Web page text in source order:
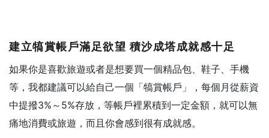
建立犒賞帳戶滿足欲望 積沙成塔成就感十足
如果你是喜歡旅遊或者是想要買一個精品包、鞋子、手機
等，我都建議可以給自己一個「犒賞帳戶」，每個月從薪資
中提撥3%～5%存放，等帳戶裡累積到一定金額，就可以無
痛地消費或旅遊，而且你會感到很有成就感。